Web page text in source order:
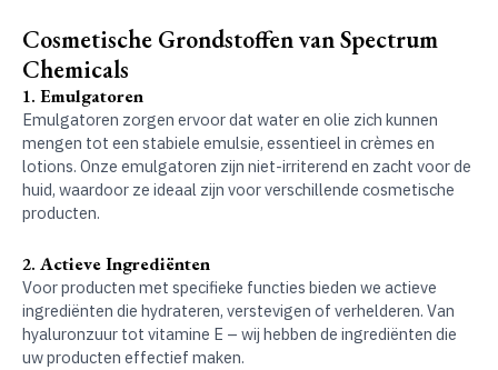
Cosmetische Grondstoffen van Spectrum
Chemicals
1. Emulgatoren
Emulgatoren zorgen ervoor dat water en olie zich kunnen
mengen tot een stabiele emulsie, essentieel in crèmes en
lotions. Onze emulgatoren zijn niet-irriterend en zacht voor de
huid, waardoor ze ideaal zijn voor verschillende cosmetische
producten.
2. Actieve Ingrediënten
Voor producten met specifieke functies bieden we actieve
ingrediënten die hydrateren, verstevigen of verhelderen. Van
hyaluronzuur tot vitamine E – wij hebben de ingrediënten die
uw producten effectief maken.